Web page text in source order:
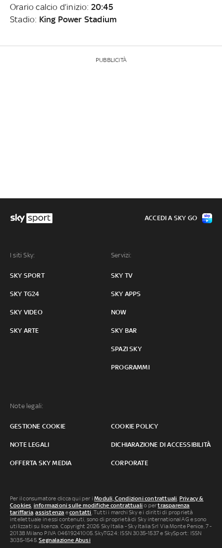
Orario calcio d’inizio: 20:45
Stadio: King Power Stadium
PUBBLICITÀ
I siti Sky:
SKY SPORT
SKY TG24
SKY VIDEO
SKY ARTE
Servizi:
SKY TV
SKY APPS
NOW
SKY BAR
SPAZI SKY
PROGRAMMI
Note legali:
GESTIONE COOKIE COOKIE POLICY
NOTE LEGALI DICHIARAZIONE DI ACCESSIBILITÀ
OFFERTA SKY MEDIA CORPORATE
ACCEDI A SKY GO
Per il consumatore clicca qui per iModuli, Condizioni contrattuali Privacy &
Cookies informazioni sulle modifiche contrattuali o pertrasparenza
tariffaria ,assistenza econtatti . Tutti i marchi Sky e i diritti di proprietà
intellettuale in essi contenuti, sono di proprietà di Sky international AG e sono
utilizzati su licenza. Copyright 2026 Sky Italia - Sky Italia Srl Via Monte Penice, 7 -
20138 Milano P.IVA 04619241005. SkyTG24: ISSN 3035-1537 e SkySport: ISSN
3035-1545.Segnalazione Abusi